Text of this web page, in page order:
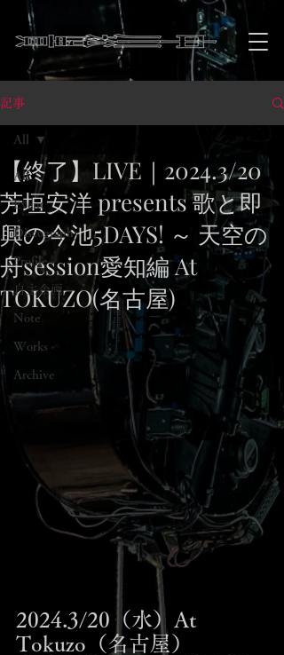
記事
All
Event
Discography
Profile
自主企画
Note
Works
Archive
All
【終了】LIVE｜2024.3/20
芳垣安洋 presents 歌と即
興の今池5DAYS! ～ 天空の
舟session愛知編 At
TOKUZO(名古屋)
2024.3/20（水）At
Tokuzo（名古屋）